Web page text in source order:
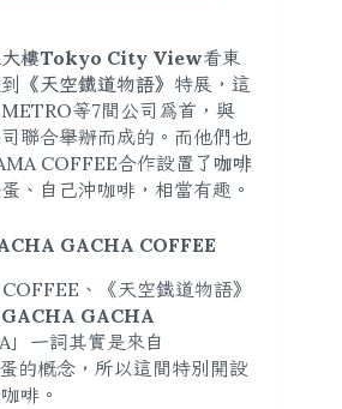
大樓Tokyo City View看東
《天空鐵道物語》 特展，這
等7間公司為首，與
聯合舉辦而成的。而他們也
COFFEE合作設置了 咖啡
、自己沖咖啡，相當有趣。
GACHA COFFEE
、《天空鐵道物語》
GACHA GACHA
」一詞其實是來自
的概念，所以這間特別開設
啡。